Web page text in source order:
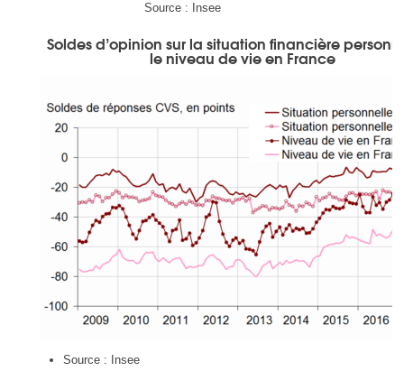
Source : Insee
Soldes d’opinion sur la situation financière
le niveau de vie en France
Source : Insee